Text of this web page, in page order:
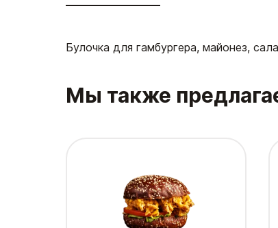
Булочка для гамбургера, майонез,
Мы также